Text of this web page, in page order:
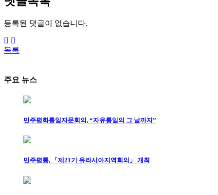
등록된 댓글이 없습니다.
목록
주요 뉴스
민주평화통일자문회의, “자유통일의 그 날까지”
민주평통, 「제21기 유라시아지역회의」 개최